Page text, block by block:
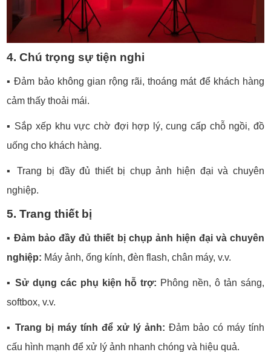
4. Chú trọng sự tiện nghi
▪️Đảm bảo không gian rộng rãi, thoáng mát để khách hàng
cảm thấy thoải mái.
▪️ Sắp xếp khu vực chờ đợi hợp lý, cung cấp chỗ ngồi, đồ
uống cho khách hàng.
▪️Trang bị đầy đủ thiết bị chụp ảnh hiện đại và chuyên
nghiệp.
5. Trang thiết bị
▪️Đảm bảo đầy đủ thiết bị chụp ảnh hiện đại và chuyên
nghiệp: Máy ảnh, ống kính, đèn flash, chân máy, v.v.
▪️ Sử dụng các phụ kiện hỗ trợ: Phông nền, ô tản sáng,
softbox, v.v.
▪️Trang bị máy tính để xử lý ảnh: Đảm bảo có máy tính
cấu hình mạnh để xử lý ảnh nhanh chóng và hiệu quả.